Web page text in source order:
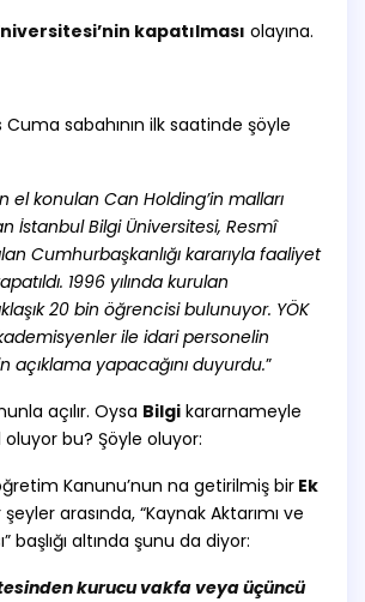
kapatılması olayına.
Cuma sabahının ilk saatinde şöyle
el konulan Can Holding’in malları
İstanbul Bilgi Üniversitesi, Resmî
Cumhurbaşkanlığı kararıyla faaliyet
1996 yılında kurulan
20 bin öğrencisi bulunuyor. YÖK
ile idari personelin
açıklama yapacağını duyurdu.”
açılır. Oysa Bilgi kararnameyle
oluyor bu? Şöyle oluyor:
Kanunu’nun na getirilmiş bir Ek
arasında, “Kaynak Aktarımı ve
başlığı altında şunu da diyor:
kurucu vakfa veya üçüncü